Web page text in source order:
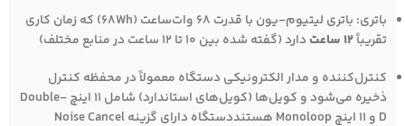
باتری: باتری لیتیوم-یون با قدرت ۶۸ وات‌ساعت (68Wh) که زمان کاری
تقریباً۱۲ ساعت
دارد (گفته شده بین ۱۰ تا ۱۲ ساعت در منابع مختلف)
کنترل‌کننده و مدار الکترونیکی دستگاه معمولاً در محفظه کنترل
ذخیره می‌شود و کویل‌ها (کویل‌های استاندارد) شامل ۱۱ اینچ Double-
D و ۱۱ اینچ Monoloop هستنددستگاه دارای گزینه Noise Cancel